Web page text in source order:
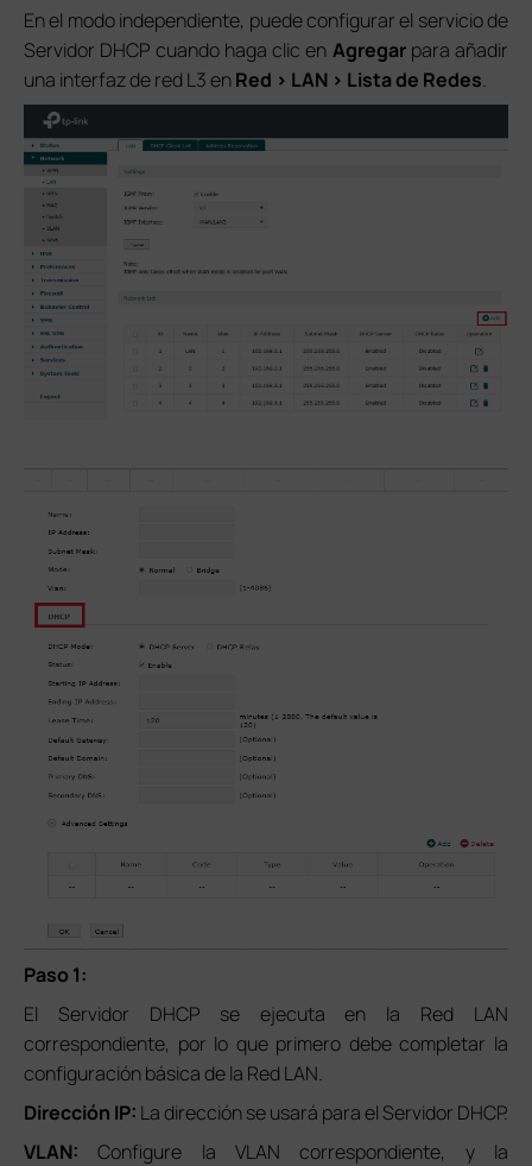
En el modo independiente, puede configurar el servicio de
Servidor DHCP cuando haga clic en Agregarpara añadir
una interfaz de red L3 enRed > LAN > Lista de Redes.
Paso 1:
El Servidor DHCP se ejecuta en la Red LAN
correspondiente, por lo que primero debe completar la
configuración básica de la Red LAN.
Dirección IP: La dirección se usará para el Servidor DHCP.
VLAN: Configure la VLAN correspondiente, y la